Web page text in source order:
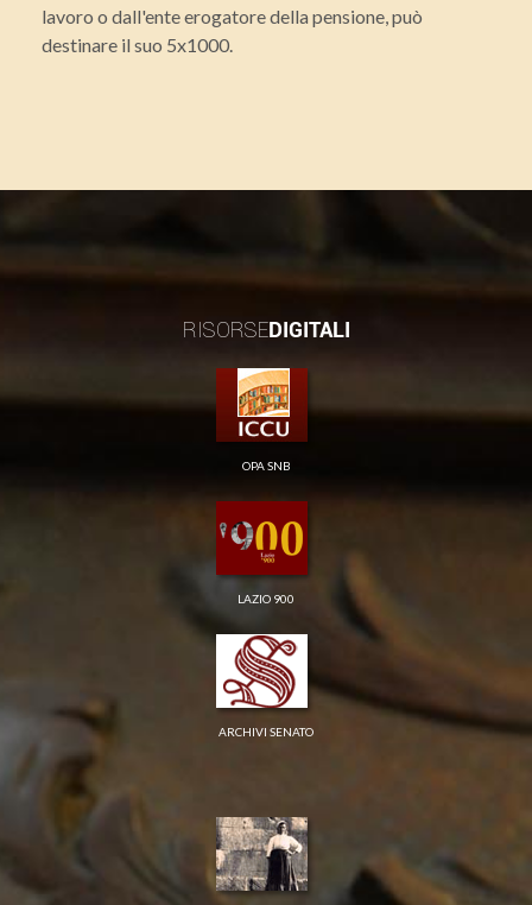
lavoro o dall'ente erogatore della pensione, può
destinare il suo 5x1000.
RISORSEDIGITALI
OPA SNB
LAZIO 900
ARCHIVI SENATO